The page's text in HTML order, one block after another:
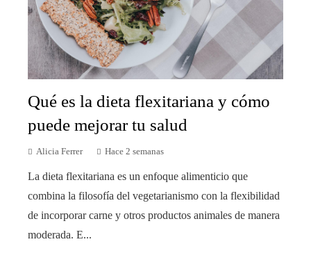
Qué es la dieta flexitariana y cómo
puede mejorar tu salud
Alicia Ferrer Hace 2 semanas
La dieta flexitariana es un enfoque alimenticio que
combina la filosofía del vegetarianismo con la flexibilidad
de incorporar carne y otros productos animales de manera
moderada. E...